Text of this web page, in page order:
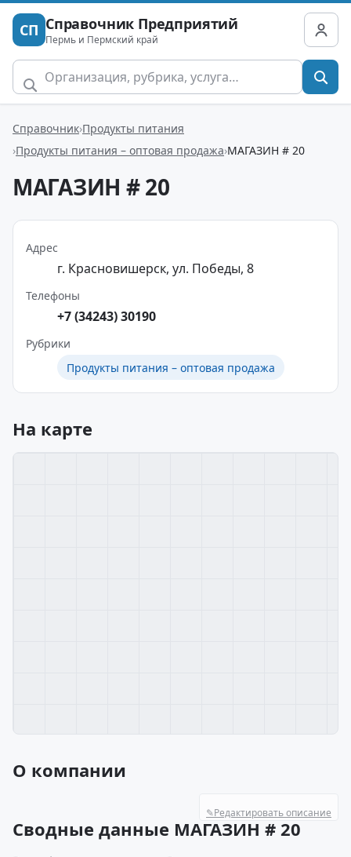
СП Справочник Предприятий
Пермь и Пермский край
Справочник Продукты питания
Продукты питания – оптовая продажа МАГАЗИН # 20
МАГАЗИН # 20
Адрес
г. Красновишерск, ул. Победы, 8
Телефоны
+7 (34243) 30190
Рубрики
Продукты питания – оптовая продажа
На карте
О компании
✎Редактировать описание
Сводные данные МАГАЗИН # 20